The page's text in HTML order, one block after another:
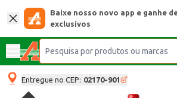
Baixe nosso novo app e ganhe
exclusivos
Entregue no CEP: 02170-901